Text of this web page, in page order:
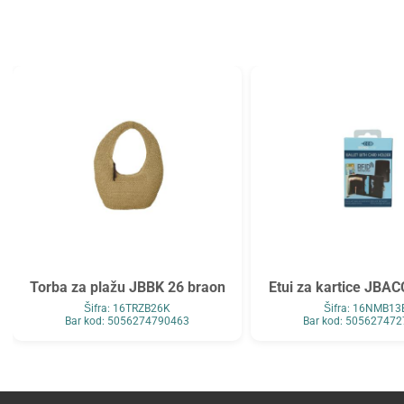
Westcott
Zarfsan
Torba za plažu JBBK 26 braon
Šifra: 16TRZB26K
Bar kod: 5056274790463
Etui za kartice
Šifra:
Bar kod: